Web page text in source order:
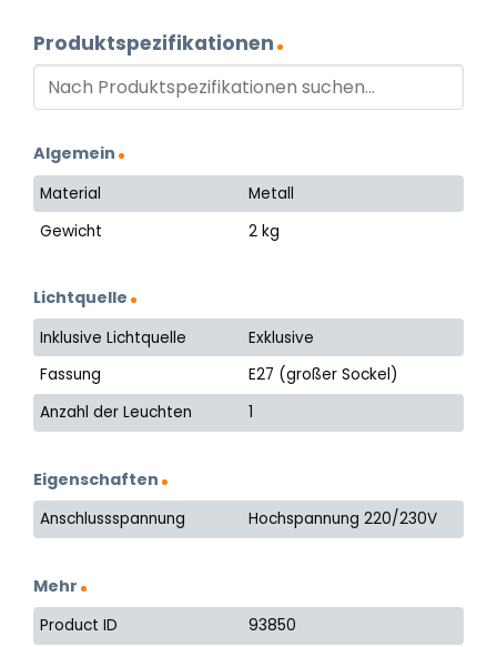
Produktspezifikationen
Algemein
Material
Metall
Gewicht
2 kg
Lichtquelle
Inklusive Lichtquelle
Exklusive
Fassung
E27 (großer Sockel)
Anzahl der Leuchten
1
Eigenschaften
Anschlussspannung Hochspannung 220/230V
Mehr
Product ID 93850